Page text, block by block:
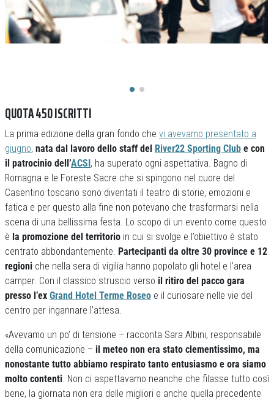
QUOTA 450 ISCRITTI
La prima edizione della gran fondo che vi avevamo presentato a
giugno, nata dal lavoro dello staff del River22 Sporting Club e con
il patrocinio dell’ACSI , ha superato ogni aspettativa. Bagno di
Romagna e le Foreste Sacre che si spingono nel cuore del
Casentino toscano sono diventati il teatro di storie, emozioni e
fatica e per questo alla fine non potevano che trasformarsi nella
scena di una bellissima festa. Lo scopo di un evento come questo
è la promozione del territorio in cui si svolge e l’obiettivo è stato
centrato abbondantemente. Partecipanti da oltre 30 province e 12
regioni che nella sera di vigilia hanno popolato gli hotel e l’area
camper. Con il classico struscio verso il ritiro del pacco gara
presso l’ex Grand Hotel Terme Roseo e il curiosare nelle vie del
centro per ingannare l’attesa.
«Avevamo un po’ di tensione – racconta Sara Albini, responsabile
della comunicazione – il meteo non era stato clementissimo, ma
nonostante tutto abbiamo respirato tanto entusiasmo e ora siamo
molto contenti. Non ci aspettavamo neanche che filasse tutto così
bene, la giornata non era delle migliori e anche quella precedente